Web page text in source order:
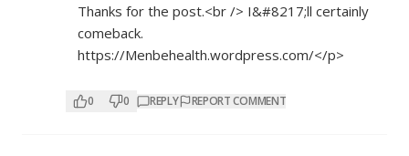
Thanks for the post.<br /> I&#8217;ll certainly
comeback.
https://Menbehealth.wordpress.com/</p>
0 0 REPLY REPORT COMMENT